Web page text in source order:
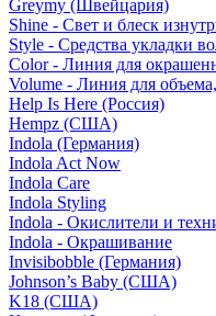
Greymy (Швейцария)
Shine - Свет и блеск
Style - Средства укладки
Color - Линия для
Volume - Линия для
Help Is Here (Россия)
Hempz (США)
Indola (Германия)
Indola Act Now
Indola Care
Indola Styling
Indola - Окислители и
Indola - Окрашивание
Invisibobble (Германия)
Johnson’s Baby (США)
K18 (США)